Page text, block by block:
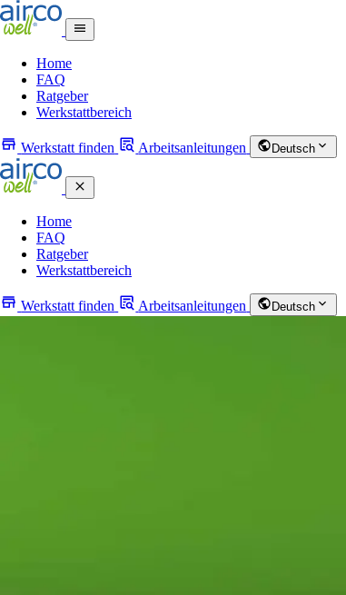
Home
FAQ
Ratgeber
Werkstattbereich
Werkstatt finden Arbeitsanleitungen Deutsch
Home
FAQ
Ratgeber
Werkstattbereich
Werkstatt finden Arbeitsanleitungen Deutsch